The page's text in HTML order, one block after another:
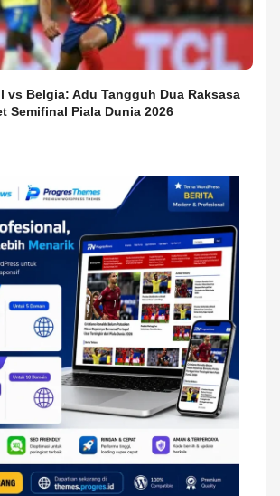
vs Belgia: Adu Tangguh Dua Raksasa
Semifinal Piala Dunia 2026